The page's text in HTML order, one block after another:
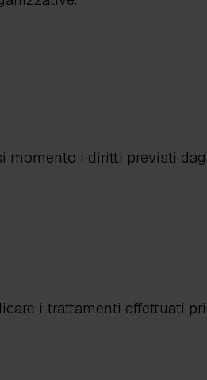
i diritti previsti
i trattamenti effettuati